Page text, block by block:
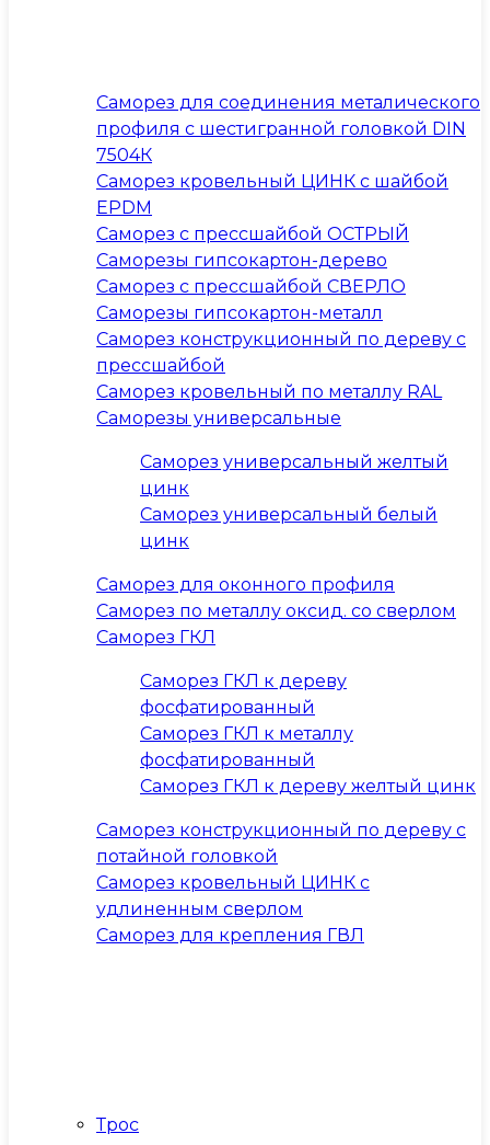
Саморез для соединения металического
профиля с шестигранной головкой DIN
7504К
Саморез кровельный ЦИНК с шайбой
EPDM
Саморез с прессшайбой ОСТРЫЙ
Саморезы гипсокартон-дерево
Саморез с прессшайбой СВЕРЛО
Саморезы гипсокартон-металл
Саморез конструкционный по дереву с
прессшайбой
Саморез кровельный по металлу RAL
Саморезы универсальные
Саморез универсальный желтый
цинк
Саморез универсальный белый
цинк
Саморез для оконного профиля
Саморез по металлу оксид. со сверлом
Саморез ГКЛ
Саморез ГКЛ к дереву
фосфатированный
Саморез ГКЛ к металлу
фосфатированный
Саморез ГКЛ к дереву желтый цинк
Саморез конструкционный по дереву с
потайной головкой
Саморез кровельный ЦИНК с
удлиненным сверлом
Саморез для крепления ГВЛ
Трос